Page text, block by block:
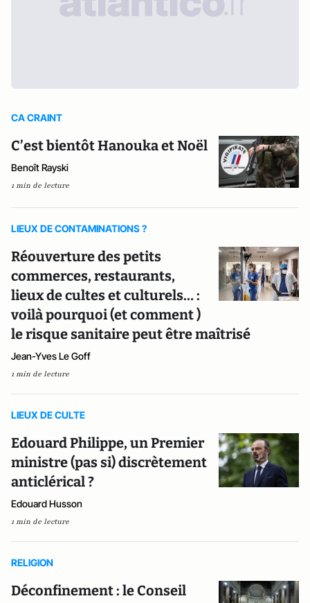
CA CRAINT
C’est bientôt Hanouka et Noël
Benoît Rayski
1 min de lecture
LIEUX DE CONTAMINATIONS ?
Réouverture des petits
commerces, restaurants,
lieux de cultes et culturels… :
voilà pourquoi (et comment )
le risque sanitaire peut être maîtrisé
Jean-Yves Le Goff
1 min de lecture
LIEUX DE CULTE
Edouard Philippe, un Premier
ministre (pas si) discrètement
anticlérical ?
Edouard Husson
1 min de lecture
RELIGION
Déconfinement : le Conseil